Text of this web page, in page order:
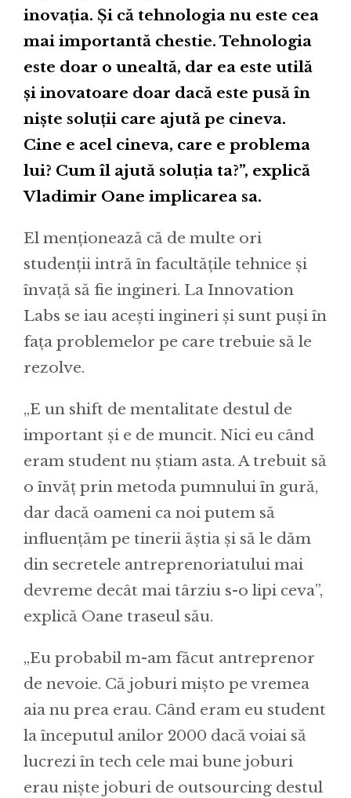
inovația. Și că tehnologia nu este cea
mai importantă chestie. Tehnologia
este doar o unealtă, dar ea este utilă
și inovatoare doar dacă este pusă în
niște soluții care ajută pe cineva.
Cine e acel cineva, care e problema
lui? Cum îl ajută soluția ta?”, explică
Vladimir Oane implicarea sa.
El menționează că de multe ori
studenții intră în facultățile tehnice și
învață să fie ingineri. La Innovation
Labs se iau acești ingineri și sunt puși în
fața problemelor pe care trebuie să le
rezolve.
„E un shift de mentalitate destul de
important și e de muncit. Nici eu când
eram student nu știam asta. A trebuit să
o învăț prin metoda pumnului în gură,
dar dacă oameni ca noi putem să
influențăm pe tinerii ăștia și să le dăm
din secretele antreprenoriatului mai
devreme decât mai târziu s-o lipi ceva”,
explică Oane traseul său.
„Eu probabil m-am făcut antreprenor
de nevoie. Că joburi mișto pe vremea
aia nu prea erau. Când eram eu student
la începutul anilor 2000 dacă voiai să
lucrezi în tech cele mai bune joburi
erau niște joburi de outsourcing destul